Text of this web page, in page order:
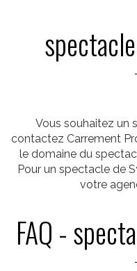
Vous souhaitez un
contactez Carrement
le domaine du
Pour un spectacle de
votre
FAQ -